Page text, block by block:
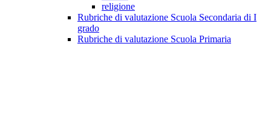
religione
Rubriche di valutazione Scuola Secondaria di I
grado
Rubriche di valutazione Scuola Primaria